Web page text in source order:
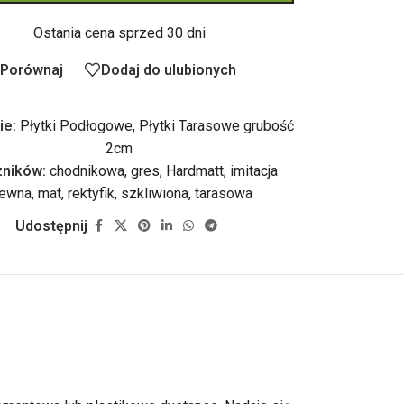
Ostania cena sprzed 30 dni
Porównaj Dodaj do ulubionych
Płytki Podłogowe, Płytki Tarasowe grubość
2cm
chodnikowa, gres, Hardmatt, imitacja
, mat, rektyfik, szkliwiona, tarasowa
Udostępnij